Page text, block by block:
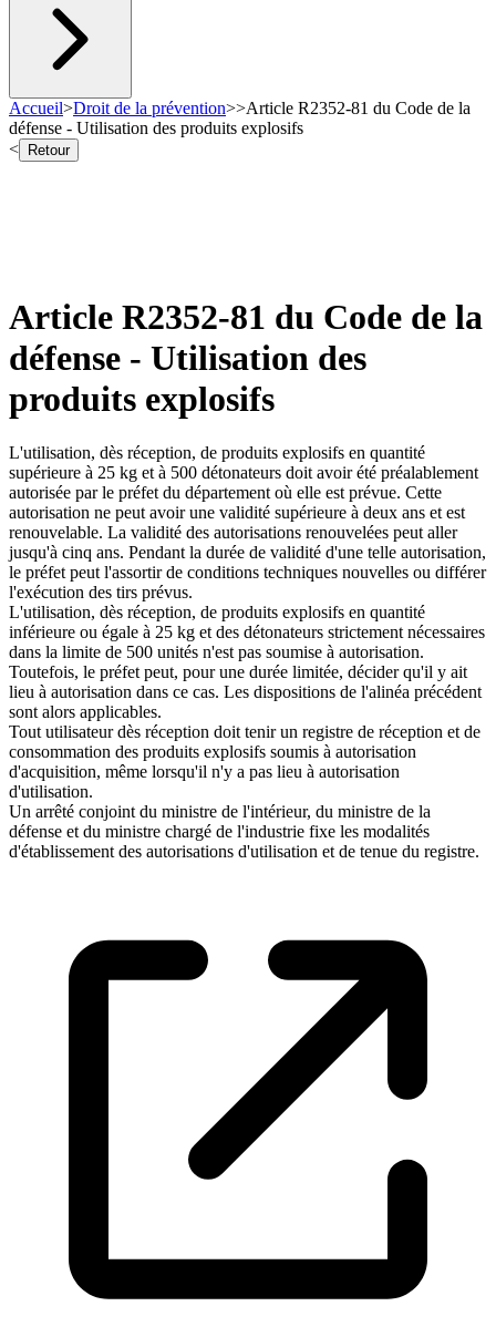
Accueil>Droit de la prévention>>Article R2352-81 du Code de la
défense - Utilisation des produits explosifs
<
Retour
Article R2352-81 du Code de la
défense - Utilisation des
produits explosifs
L'utilisation, dès réception, de produits explosifs en quantité
supérieure à 25 kg et à 500 détonateurs doit avoir été préalablement
autorisée par le préfet du département où elle est prévue. Cette
autorisation ne peut avoir une validité supérieure à deux ans et est
renouvelable. La validité des autorisations renouvelées peut aller
jusqu'à cinq ans. Pendant la durée de validité d'une telle autorisation,
le préfet peut l'assortir de conditions techniques nouvelles ou différer
l'exécution des tirs prévus.
L'utilisation, dès réception, de produits explosifs en quantité
inférieure ou égale à 25 kg et des détonateurs strictement nécessaires
dans la limite de 500 unités n'est pas soumise à autorisation.
Toutefois, le préfet peut, pour une durée limitée, décider qu'il y ait
lieu à autorisation dans ce cas. Les dispositions de l'alinéa précédent
sont alors applicables.
Tout utilisateur dès réception doit tenir un registre de réception et de
consommation des produits explosifs soumis à autorisation
d'acquisition, même lorsqu'il n'y a pas lieu à autorisation
d'utilisation.
Un arrêté conjoint du ministre de l'intérieur, du ministre de la
défense et du ministre chargé de l'industrie fixe les modalités
d'établissement des autorisations d'utilisation et de tenue du registre.